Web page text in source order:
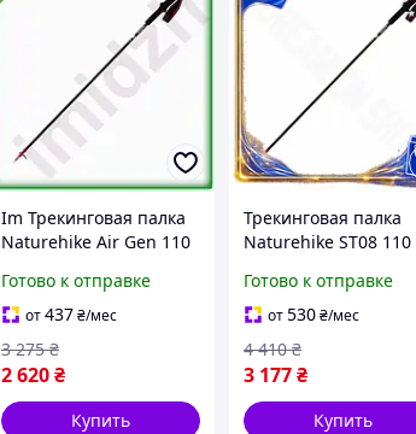
Im Трекинговая палка
Naturehike Air Gen 110
туризма бордовая
палка для походов
IMD22/G
Готово к отправке
от437₴/мес
2 620₴
3 275 ₴
Купить
Трекинговая палка
Naturehike ST08 110
туризма бордовая
палка для походов
11
Готово к отправке
от530₴/мес
3 177₴
4 410 ₴
Купить